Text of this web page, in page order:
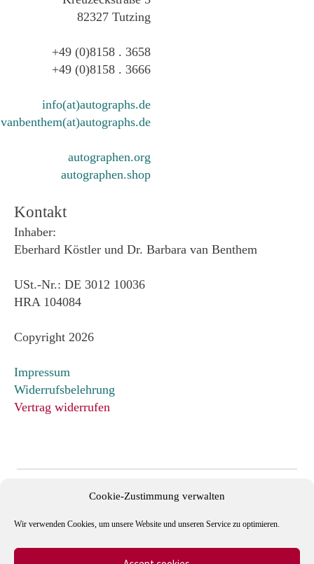
Cookie-Zustimmung verwalten
Wir verwenden Cookies, um unsere Website und unseren Service zu optimieren.
82327 Tutzing
+49 (0)8158 . 3658
+49 (0)8158 . 3666
info(at)autographs.de
vanbenthem(at)autographs.de
autographen.org
autographen.shop
Kontakt
Inhaber:
Eberhard Köstler und Dr. Barbara van Benthem
USt.-Nr.: DE 3012 10036
HRA 104084
Copyright 2026
Impressum
Widerrufsbelehrung
Vertrag widerrufen